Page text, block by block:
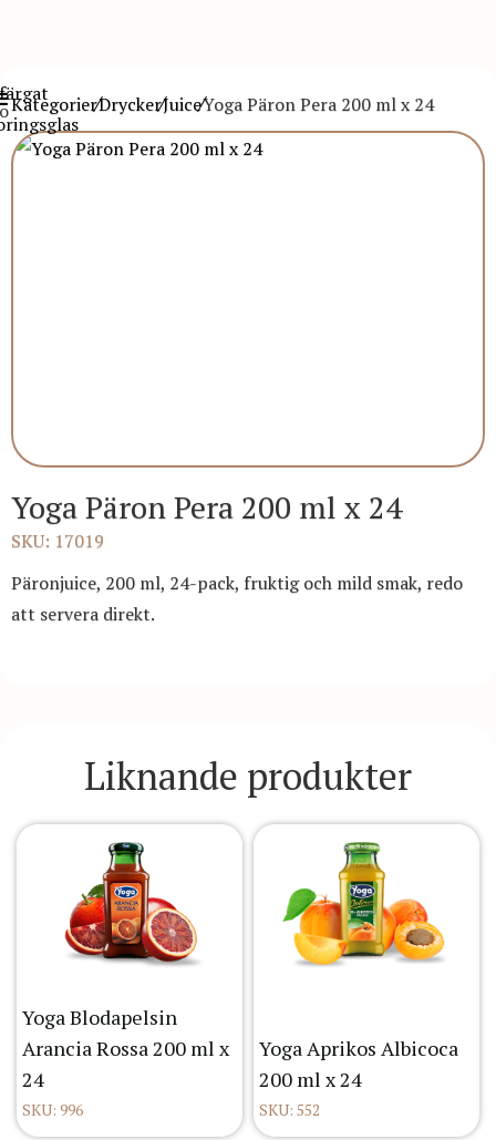
KategorierDryckerJuiceYoga Päron Pera 200 ml x 24
Yoga Päron Pera 200 ml x 24
SKU: 17019
Päronjuice, 200 ml, 24-pack, fruktig och mild smak, redo
att servera direkt.
Liknande produkter
Yoga Blodapelsin
Arancia Rossa 200 ml x
24
SKU: 996
Yoga Aprikos Albicoca
200 ml x 24
SKU: 552